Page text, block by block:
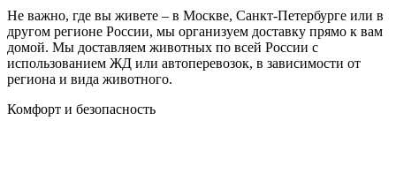
Не важно, где вы живете – в Москве, Санкт-Петербурге или в
другом регионе России, мы организуем доставку прямо к вам
домой. Мы доставляем животных по всей России с
использованием ЖД или автоперевозок, в зависимости от
региона и вида животного.
Комфорт и безопасность